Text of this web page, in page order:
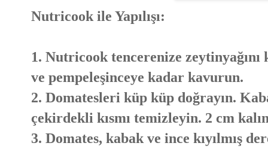
Nutricook ile Yapılışı:
1. Nutricook tencerenize zeytinyağını
ve pempeleşinceye kadar kavurun.
2. Domatesleri küp küp doğrayın.
çekirdekli kısmı temizleyin. 2 cm
3. Domates, kabak ve ince kıyılmış